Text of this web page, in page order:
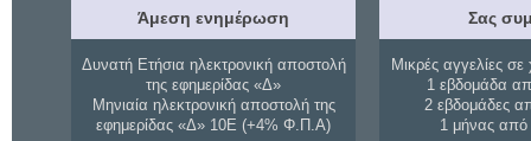
Άμεση ενημέρωση
Δυνατή Ετήσια ηλεκτρονική αποστολή
της εφημερίδας «Δ»
Μηνιαία ηλεκτρονική αποστολή της
εφημερίδας «Δ» 10Ε (+4% Φ.Π.Α)
Σας
Μικρές αγγελίες σε
1 εβδομάδα
2 εβδομάδες
1 μήνας